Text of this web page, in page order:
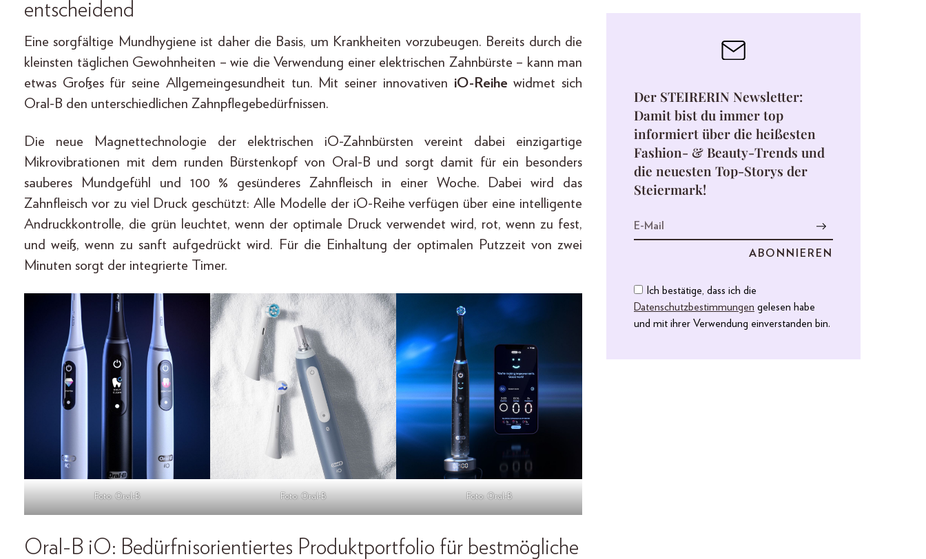
entscheidend
Eine sorgfältige Mundhygiene ist daher die Basis, um Krankheiten vorzubeugen. Bereits durch die
kleinsten täglichen Gewohnheiten – wie die Verwendung einer elektrischen Zahnbürste – kann man
etwas Großes für seine Allgemeingesundheit tun. Mit seiner innovativen iO-Reihe widmet sich
Oral-B den unterschiedlichen Zahnpflegebedürfnissen.
Die neue Magnettechnologie der elektrischen iO-Zahnbürsten vereint dabei einzigartige
Mikrovibrationen mit dem runden Bürstenkopf von Oral-B und sorgt damit für ein besonders
sauberes Mundgefühl und 100 % gesünderes Zahnfleisch in einer Woche. Dabei wird das
Zahnfleisch vor zu viel Druck geschützt: Alle Modelle der iO-Reihe verfügen über eine intelligente
Andruckkontrolle, die grün leuchtet, wenn der optimale Druck verwendet wird, rot, wenn zu fest,
und weiß, wenn zu sanft aufgedrückt wird. Für die Einhaltung der optimalen Putzzeit von zwei
Minuten sorgt der integrierte Timer.
Foto: Oral-B Foto: Oral-B Foto: Oral-B
Oral-B iO: Bedürfnisorientiertes Produktportfolio für bestmögliche
Der STEIRERIN Newsletter:
Damit bist du immer top
informiert über die heißesten
Fashion- & Beauty-Trends und
die neuesten Top-Storys der
Steiermark!
Ich bestätige, dass ich die
Datenschutzbestimmungen gelesen habe
und mit ihrer Verwendung einverstanden bin.